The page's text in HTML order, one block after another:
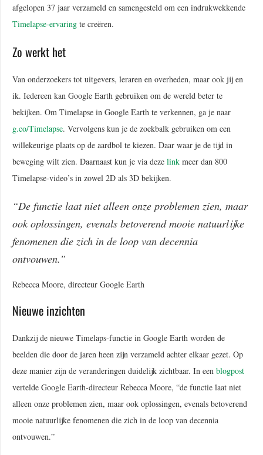
afgelopen 37 jaar verzameld en samengesteld om een indrukwekkende
Timelapse-ervaring te creëren.
Zo werkt het
Van onderzoekers tot uitgevers, leraren en overheden, maar ook jij en
ik. Iedereen kan Google Earth gebruiken om de wereld beter te
bekijken. Om Timelapse in Google Earth te verkennen, ga je naar
g.co/Timelapse. Vervolgens kun je de zoekbalk gebruiken om een
willekeurige plaats op de aardbol te kiezen. Daar waar je de tijd in
beweging wilt zien. Daarnaast kun je via deze link meer dan 800
Timelapse-video’s in zowel 2D als 3D bekijken.
“De functie laat niet alleen onze problemen zien, maar
ook oplossingen, evenals betoverend mooie natuurlijke
fenomenen die zich in de loop van decennia
ontvouwen.”
Rebecca Moore, directeur Google Earth
Nieuwe inzichten
Dankzij de nieuwe Timelaps-functie in Google Earth worden de
beelden die door de jaren heen zijn verzameld achter elkaar gezet. Op
deze manier zijn de veranderingen duidelijk zichtbaar. In een blogpost
vertelde Google Earth-directeur Rebecca Moore, “de functie laat niet
alleen onze problemen zien, maar ook oplossingen, evenals betoverend
mooie natuurlijke fenomenen die zich in de loop van decennia
ontvouwen.”